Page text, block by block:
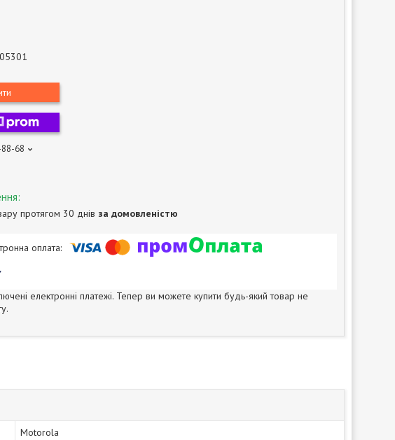
68
протягом 30 днів за домовленістю
електронні платежі. Тепер ви можете купити будь-який товар не
Motorola